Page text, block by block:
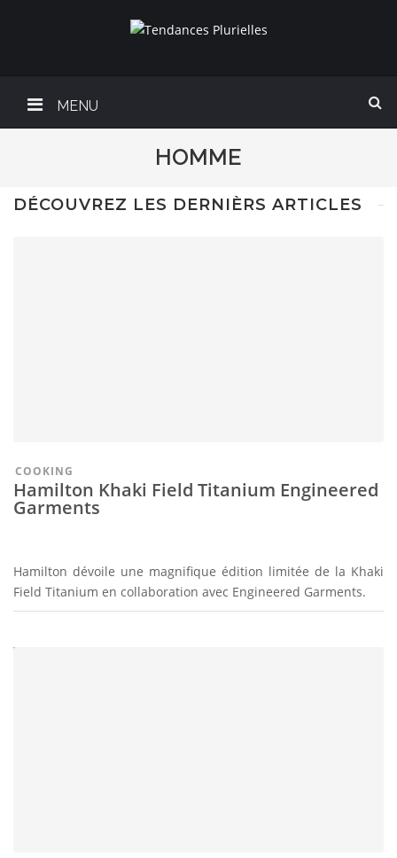
MENU
HOMME
DÉCOUVREZ LES DERNIÈRS ARTICLES
COOKING
Hamilton Khaki Field Titanium Engineered
Garments
Hamilton dévoile une magnifique édition limitée de la Khaki
Field Titanium en collaboration avec Engineered Garments.